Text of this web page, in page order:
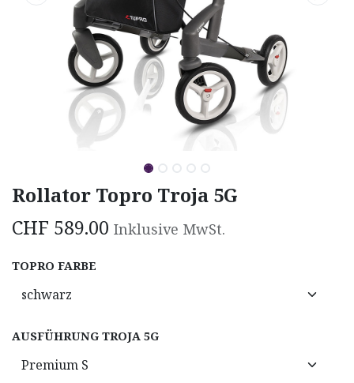
Rollator Topro Troja 5G
CHF 589.00 Inklusive MwSt.
TOPRO FARBE
AUSFÜHRUNG TROJA 5G